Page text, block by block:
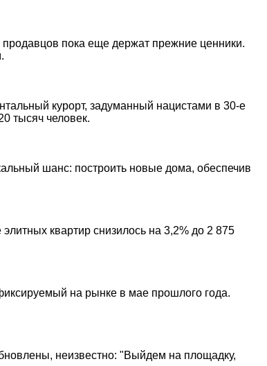
пока еще держат прежние ценники.
курорт, задуманный нацистами в 30-е
тысяч человек.
шанс: построить новые дома, обеспечив
квартир снизилось на 3,2% до 2 875
на рынке в мае прошлого года.
неизвестно: "Выйдем на площадку,